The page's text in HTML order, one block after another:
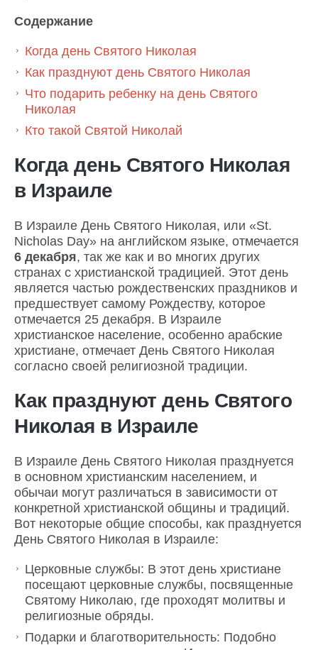
Содержание
Когда день Святого Николая
Как празднуют день Святого Николая
Что подарить ребенку на день Святого
Николая
Кто такой Святой Николай
Когда день Святого Николая
в Израиле
В Израиле День Святого Николая, или «St.
Nicholas Day» на английском языке, отмечается
6 декабря, так же как и во многих других
странах с христианской традицией. Этот день
является частью рождественских праздников и
предшествует самому Рождеству, которое
отмечается 25 декабря. В Израиле
христианское население, особенно арабские
христиане, отмечает День Святого Николая
согласно своей религиозной традиции.
Как празднуют день Святого
Николая в Израиле
В Израиле День Святого Николая празднуется
в основном христианским населением, и
обычаи могут различаться в зависимости от
конкретной христианской общины и традиций.
Вот некоторые общие способы, как празднуется
День Святого Николая в Израиле:
Церковные службы: В этот день христиане
посещают церковные службы, посвященные
Святому Николаю, где проходят молитвы и
религиозные обряды.
Подарки и благотворительность: Подобно